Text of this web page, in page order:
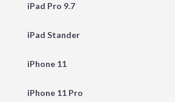
iPad Pro 9.7
iPad Stander
iPhone 11
iPhone 11 Pro